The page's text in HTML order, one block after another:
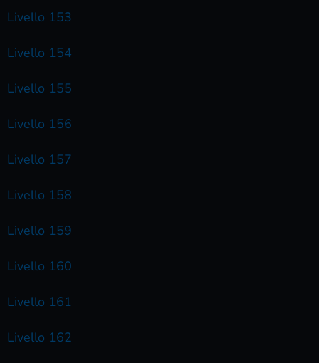
Livello 153
Livello 154
Livello 155
Livello 156
Livello 157
Livello 158
Livello 159
Livello 160
Livello 161
Livello 162